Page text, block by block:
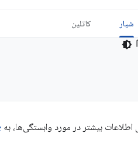
شیار کاتلین
اطلاعات بیشتر در مورد وابستگی‌ها، به